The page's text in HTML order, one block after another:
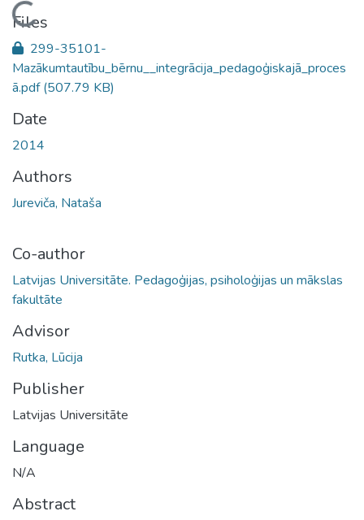
Loading...
Files
299-35101-
Mazākumtautību_bērnu__integrācija_pedagoģiskajā_proces
ā.pdf(507.79 KB)
Date
2014
Authors
Jureviča, Nataša
Co-author
Latvijas Universitāte. Pedagoģijas, psiholoģijas un mākslas
fakultāte
Advisor
Rutka, Lūcija
Publisher
Latvijas Universitāte
Language
N/A
Abstract